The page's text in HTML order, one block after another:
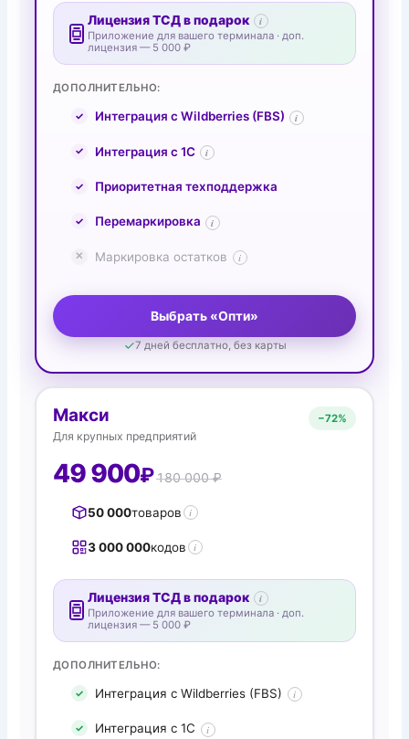
Лицензия ТСД в подарок i
Приложение для вашего терминала · доп.
лицензия — 5 000 ₽
ДОПОЛНИТЕЛЬНО:
Интеграция с Wildberries (FBS) i
Интеграция с 1С i
Приоритетная техподдержка
Перемаркировка i
Маркировка остатков i
Выбрать «Опти»
7 дней бесплатно, без карты
Макси
Для крупных предприятий
−72%
49 900₽180 000 ₽
50 000товаров i
3 000 000кодов i
Лицензия ТСД в подарок i
Приложение для вашего терминала · доп.
лицензия — 5 000 ₽
ДОПОЛНИТЕЛЬНО:
Интеграция с Wildberries (FBS) i
Интеграция с 1С i